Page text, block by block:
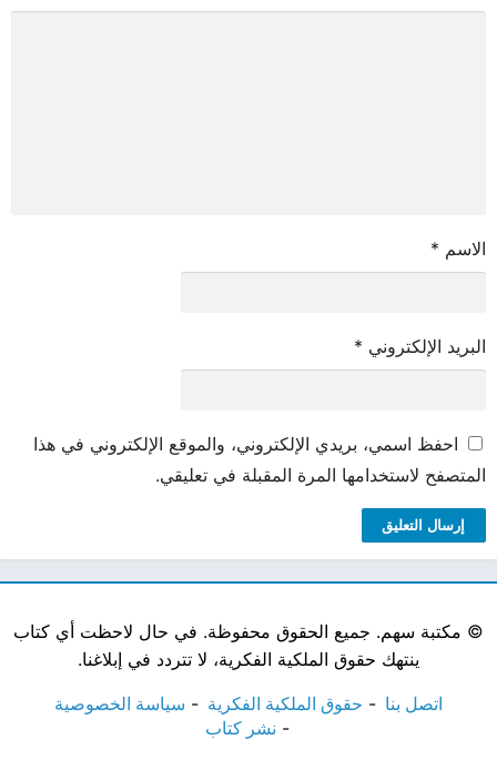
الاسم *
البريد الإلكتروني *
احفظ اسمي، بريدي الإلكتروني، والموقع الإلكتروني في هذا
المتصفح لاستخدامها المرة المقبلة في تعليقي.
© مكتبة سهم. جميع الحقوق محفوظة. في حال لاحظت أي كتاب
ينتهك حقوق الملكية الفكرية، لا تتردد في إبلاغنا.
اتصل بنا حقوق الملكية الفكرية
سياسة الخصوصية
نشر كتاب